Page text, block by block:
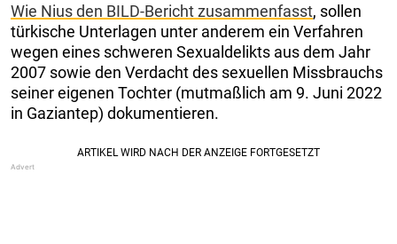
Wie Nius den BILD-Bericht zusammenfasst, sollen
türkische Unterlagen unter anderem ein Verfahren
wegen eines schweren Sexualdelikts aus dem Jahr
2007 sowie den Verdacht des sexuellen Missbrauchs
seiner eigenen Tochter (mutmaßlich am 9. Juni 2022
in Gaziantep) dokumentieren.